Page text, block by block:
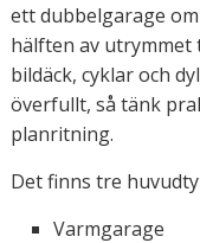
ett dubbelgarage
hälften av utrymmet
bildäck, cyklar och
överfullt, så tänk
planritning.
Det finns tre
Varmgarage